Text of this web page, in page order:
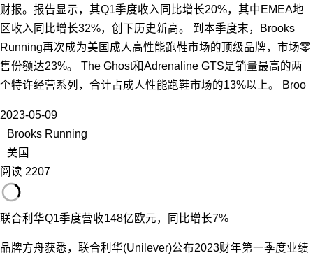
财报。报告显示，其Q1季度收入同比增长20%，其中EMEA地
区收入同比增长32%，创下历史新高。 到本季度末，Brooks
Running再次成为美国成人高性能跑鞋市场的顶级品牌，市场零
售份额达23%。 The Ghost和Adrenaline GTS是销量最高的两
个特许经营系列，合计占成人性能跑鞋市场的13%以上。 Broo
2023-05-09
Brooks Running
美国
阅读 2207
联合利华Q1季度营收148亿欧元，同比增长7%
品牌方舟获悉，联合利华(Unilever)公布2023财年第一季度业绩